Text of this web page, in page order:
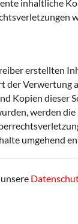
inhaltliche
erstellten
der Verwertung
Kopien dieser
werden
umgehend